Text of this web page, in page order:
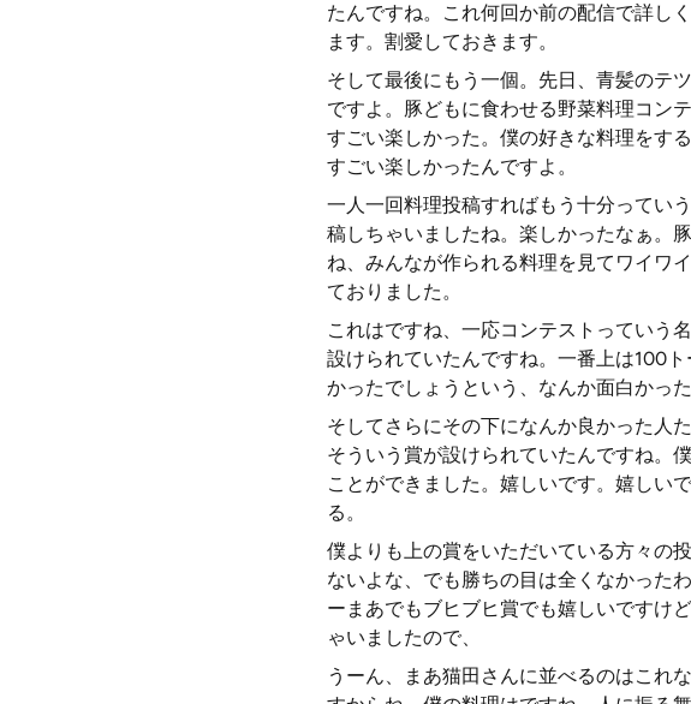
たんですね。これ何回か前の配信で詳し
ます。割愛しておきます。
そして最後にもう一個。先日、青髪のテ
ですよ。豚どもに食わせる野菜料理コン
すごい楽しかった。僕の好きな料理をす
すごい楽しかったんですよ。
一人一回料理投稿すればもう十分ってい
稿しちゃいましたね。楽しかったなぁ。
ね、みんなが作られる料理を見てワイワ
ておりました。
これはですね、一応コンテストっていう
設けられていたんですね。一番上は100
かったでしょうという、なんか面白かっ
そしてさらにその下になんか良かった人
そういう賞が設けられていたんですね。
ことができました。嬉しいです。嬉しい
る。
僕よりも上の賞をいただいている方々の
ないよな、でも勝ちの目は全くなかった
ーまあでもブヒブヒ賞でも嬉しいですけ
ゃいましたので、
うーん、まあ猫田さんに並べるのはこれ